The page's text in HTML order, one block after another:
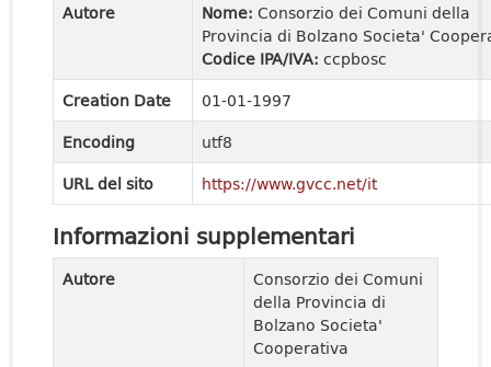
Autore
Nome: Consorzio dei Comuni della
Provincia di Bolzano Societa'
Codice IPA/IVA: ccpbosc
Creation Date
01-01-1997
Encoding
utf8
URL del sito
https://www.gvcc.net/it
Informazioni supplementari
Autore
Consorzio dei Comuni
della Provincia di
Bolzano Societa'
Cooperativa